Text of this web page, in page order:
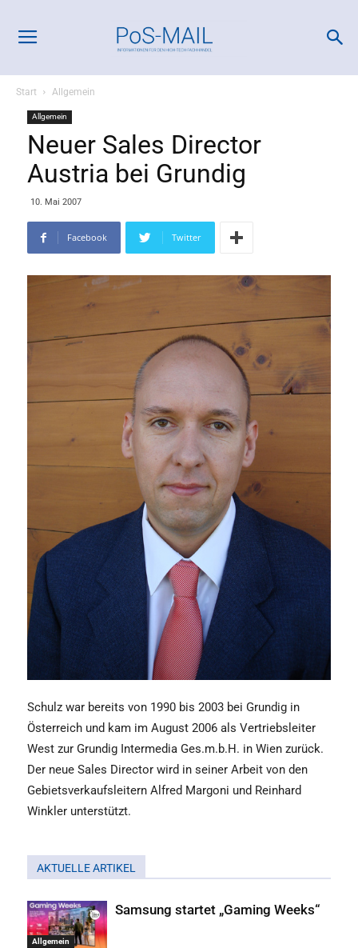
Start Allgemein
Allgemein
Neuer Sales Director
Austria bei Grundig
10. Mai 2007
Facebook Twitter
Schulz war bereits von 1990 bis 2003 bei Grundig in
Österreich und kam im August 2006 als Vertriebsleiter
West zur Grundig Intermedia Ges.m.b.H. in Wien zurück.
Der neue Sales Director wird in seiner Arbeit von den
Gebietsverkaufsleitern Alfred Margoni und Reinhard
Winkler unterstützt.
AKTUELLE ARTIKEL
Allgemein
Samsung startet „Gaming Weeks“